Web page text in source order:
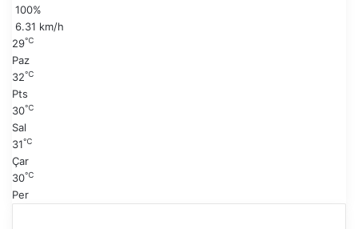
a
y
f
100%
6.31 km/h
29℃
Paz
32℃
Pts
30℃
Sal
31℃
Çar
30℃
Per